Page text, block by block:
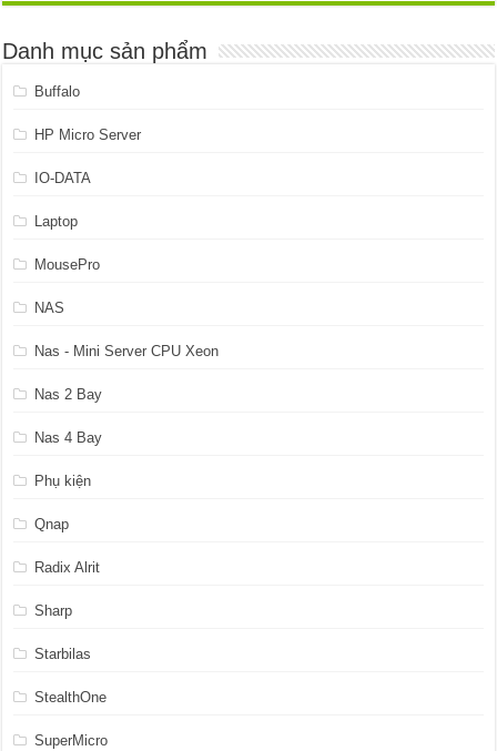
4.899.999 ₫.
là:
Danh mục sản phẩm
Buffalo
HP Micro Server
IO-DATA
Laptop
MousePro
NAS
Nas - Mini Server CPU Xeon
Nas 2 Bay
Nas 4 Bay
Phụ kiện
Qnap
Radix Alrit
Sharp
Starbilas
StealthOne
SuperMicro